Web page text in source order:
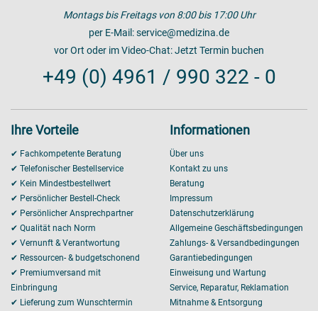
Montags bis Freitags von 8:00 bis 17:00 Uhr
per E-Mail:service@medizina.de
vor Ort oder im Video-Chat:Jetzt Termin buchen
+49 (0) 4961 / 990 322 - 0
Ihre Vorteile
✔ Fachkompetente Beratung
✔ Telefonischer Bestellservice
✔ Kein Mindestbestellwert
✔ Persönlicher Bestell-Check
✔ Persönlicher Ansprechpartner
✔ Qualität nach Norm
✔ Vernunft & Verantwortung
✔ Ressourcen- & budgetschonend
✔ Premiumversand mit
Einbringung
✔ Lieferung zum Wunschtermin
Informationen
Über uns
Kontakt zu uns
Beratung
Impressum
Datenschutzerklärung
Allgemeine Geschäftsbedingungen
Zahlungs- & Versandbedingungen
Garantiebedingungen
Einweisung und Wartung
Service, Reparatur, Reklamation
Mitnahme & Entsorgung